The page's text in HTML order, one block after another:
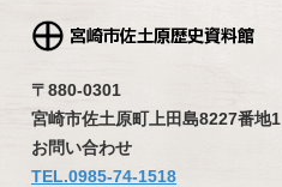
〒880-0301
宮崎市佐土原町上田島8227番地1
お問い合わせ
TEL.0985-74-1518